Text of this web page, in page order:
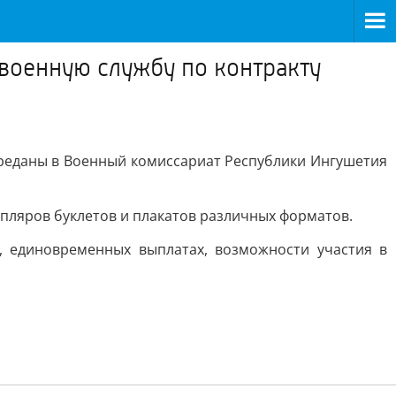
службу по контракту
в Военный комиссариат Республики Ингушетия
буклетов и плакатов различных форматов.
выплатах, возможности участия в